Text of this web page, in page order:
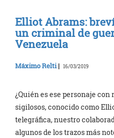
Elliot Abrams:
un criminal de
Venezuela
Máximo Relti| 16/03/2019
¿Quién es ese personaje
sigilosos, conocido como
telegráfica, nuestro
algunos de los trazos más